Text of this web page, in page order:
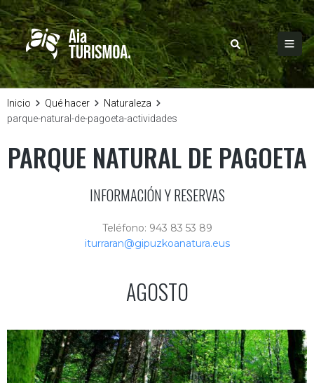
Inicio Qué hacer
Naturaleza
parque-natural-de-pagoeta-actividades
PARQUE NATURAL DE PAGOETA
INFORMACIÓN Y RESERVAS
Teléfono: 943 83 53 89
iturraran@gipuzkoanatura.eus
AGOSTO